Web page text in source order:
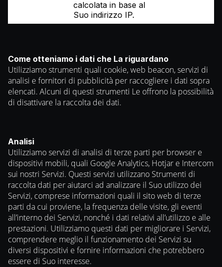
calcolata in base al
Suo indirizzo IP.
Come otteniamo i dati che La riguardano
Utilizziamo strumenti quali cookie, web beacon, servizi di
analisi e fornitori di pubblicità per raccogliere i dati sopra
elencati. Alcuni di questi strumenti Le offrono la possibilità
di disattivare la raccolta dei dati.
Analisi
Utilizziamo servizi di analisi di terze parti per browser e
dispositivi mobili, quali Google Analytics, Hotjar e Intercom
sui nostri Servizi. Questi servizi utilizzano Strumenti di
raccolta dati per aiutarci ad analizzare il Suo utilizzo dei
Servizi, comprese informazioni quali il sito web di terze
parti da cui proviene, la frequenza delle visite, gli eventi
all’interno dei Servizi, nonché i dati relativi all’utilizzo e alle
prestazioni. Utilizziamo questi dati per migliorare i Servizi,
comprendere meglio il funzionamento dei Servizi su
diversi dispositivi e fornire informazioni che potrebbero
essere di Suo interesse.